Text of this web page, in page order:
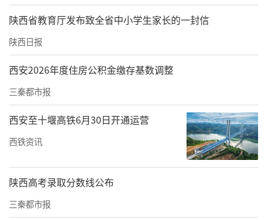
事》等史籍中均有类似的记载。
陕西省教育厅发布致全省中小学生家长的一封信
陕西日报
西安2026年度住房公积金缴存基数调整
三秦都市报
西安至十堰高铁6月30日开通运营
西铁资讯
陕西高考录取分数线公布
三秦都市报